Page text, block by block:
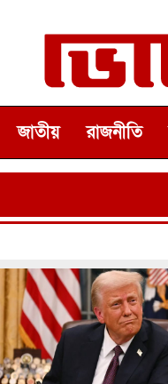
জাতীয় রাজনীতি